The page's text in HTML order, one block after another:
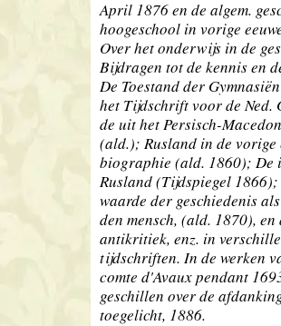
April 1876 en de algem.
hoogeschool in vorige
Over het onderwijs in de
Bijdragen tot de kennis en
De Toestand der
het Tijdschrift voor de Ned.
de uit het Persisch-
(ald.); Rusland in de vorige
biographie (ald. 1860);
Rusland (Tijdspiegel
waarde der geschiedenis
den mensch, (ald. 1870),
antikritiek, enz. in
tijdschriften. In de werken
comte d'Avaux pendant
geschillen over de
toegelicht, 1886.